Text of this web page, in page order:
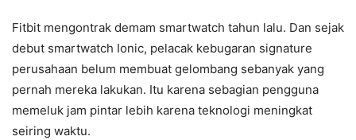
Fitbit mengontrak demam smartwatch tahun lalu. Dan sejak
debut smartwatch Ionic, pelacak kebugaran signature
perusahaan belum membuat gelombang sebanyak yang
pernah mereka lakukan. Itu karena sebagian pengguna
memeluk jam pintar lebih karena teknologi meningkat
seiring waktu.